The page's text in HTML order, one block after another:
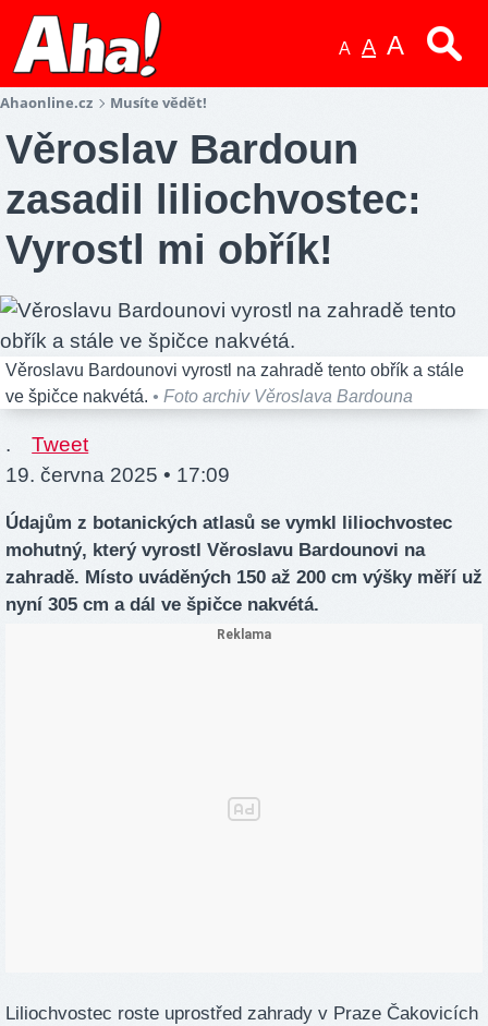
A A A
Ahaonline.cz Musíte vědět!
Věroslav Bardoun
zasadil liliochvostec:
Vyrostl mi obřík!
Věroslavu Bardounovi vyrostl na zahradě tento obřík a stále
ve špičce nakvétá. • Foto archiv Věroslava Bardouna
.
Tweet
19. června 2025 • 17:09
Údajům z botanických atlasů se vymkl liliochvostec
mohutný, který vyrostl Věroslavu Bardounovi na
zahradě. Místo uváděných 150 až 200 cm výšky měří už
nyní 305 cm a dál ve špičce nakvétá.
Liliochvostec roste uprostřed zahrady v Praze Čakovicích